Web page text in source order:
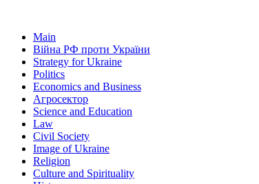
Main
Війна РФ проти України
Strategy for Ukraine
Politics
Economics and Business
Агросектор
Science and Education
Law
Civil Society
Image of Ukraine
Religion
Culture and Spirituality